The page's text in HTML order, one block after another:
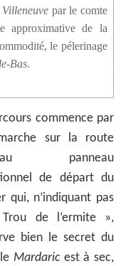
par le comte
approximative de la
le pélerinage
Bas.
commence par
sur la route
panneau
de départ du
qui, n’indiquant pas
de l’ermite »,
bien le secret du
Mardaricest à sec,